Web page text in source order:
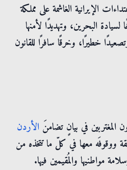
الإيرانية الغاشمة على مملكة
البحرين، وتهديدًا لأمنها
خطيرًا، وخرقًا سافرًا للقانون
في بيانٍ تضامنَ الأردن
ووقوفَه معها في كلّ ما تتخذه من
مواطنيها والمُقيمين فيها.